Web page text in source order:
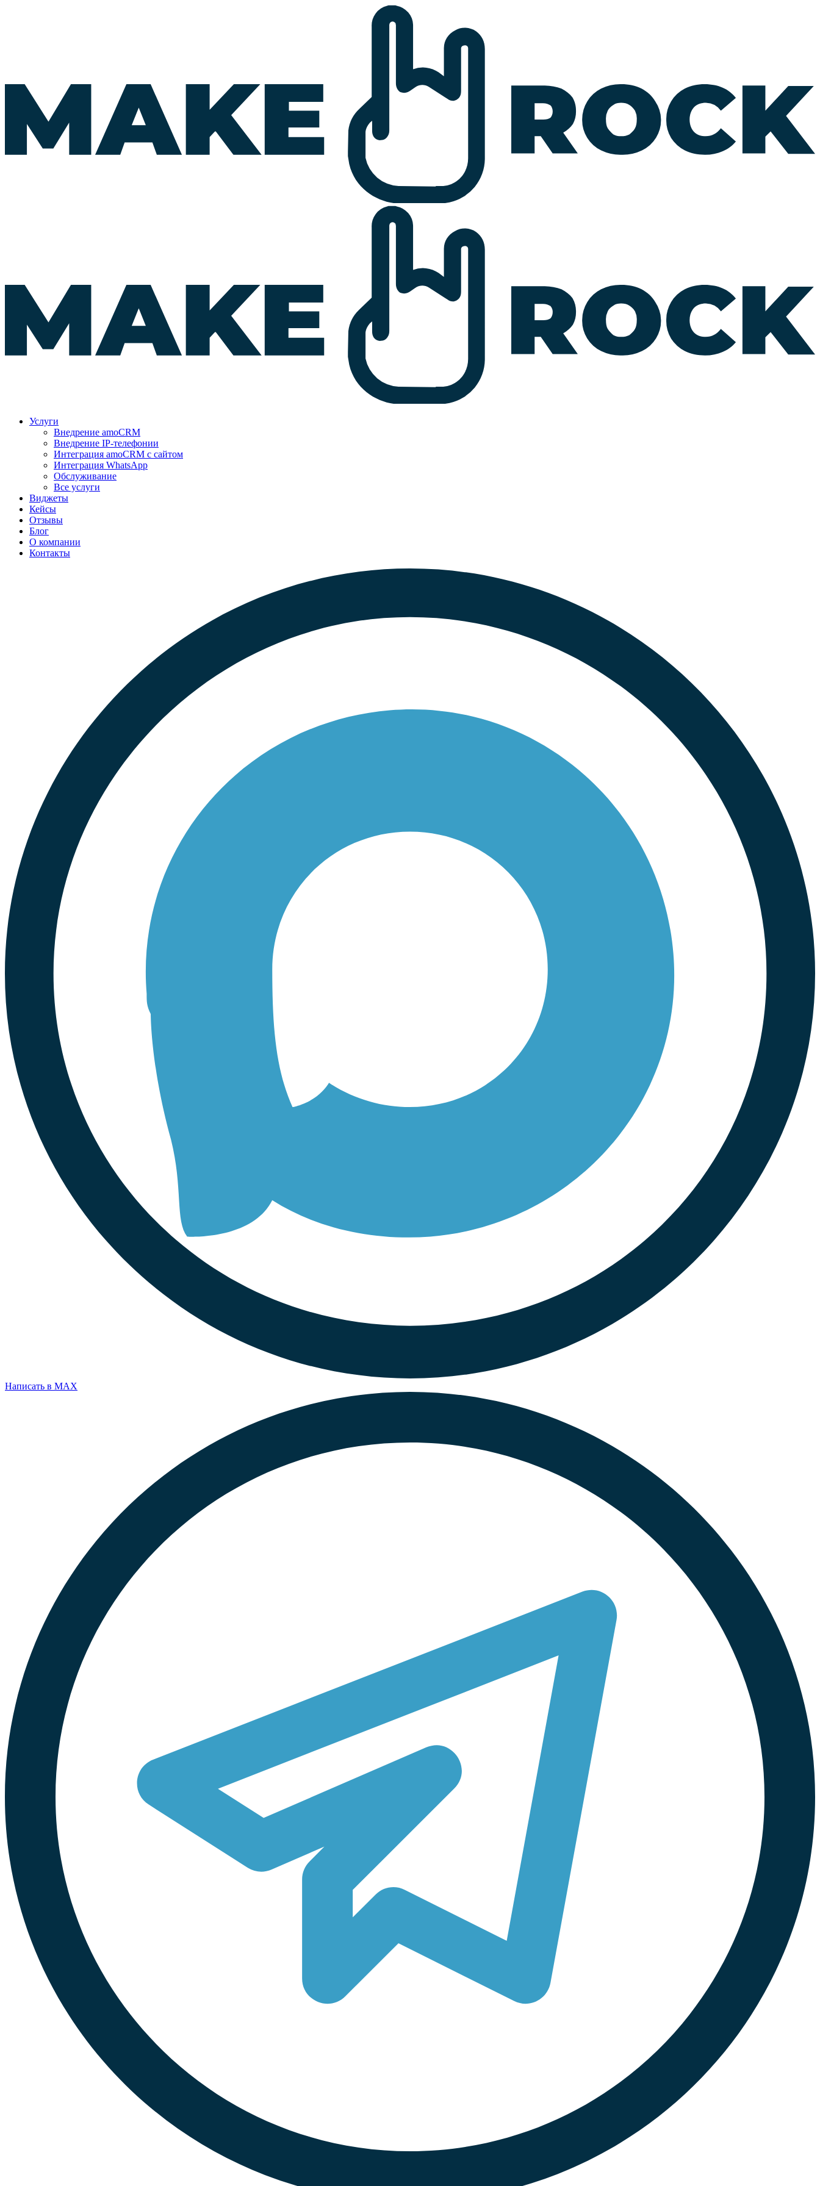
Услуги
Внедрение amoCRM
Внедрение IP-телефонии
Интеграция amoCRM с сайтом
Интеграция WhatsApp
Обслуживание
Все услуги
Виджеты
Кейсы
Отзывы
Блог
О компании
Контакты
Написать в MAX